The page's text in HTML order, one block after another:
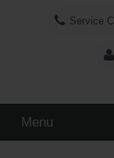
Service
Menu